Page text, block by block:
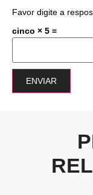
Favor digite a
cinco × 5 =